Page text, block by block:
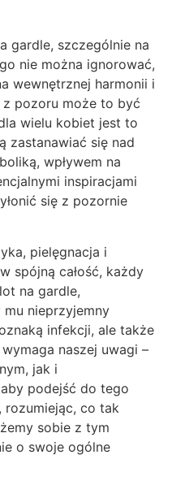
gardle, szczególnie na
nie można ignorować,
wewnętrznej harmonii i
pozoru może to być
wielu kobiet jest to
zastanawiać się nad
wpływem na
inspiracjami
się z pozornie
pielęgnacja i
spójną całość, każdy
na gardle,
nieprzyjemny
infekcji, ale także
naszej uwagi –
jak i
podejść do tego
co tak
sobie z tym
o swoje ogólne